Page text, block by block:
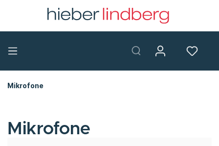
Mikrofone
Mikrofone